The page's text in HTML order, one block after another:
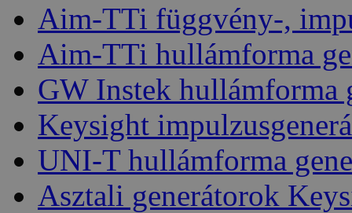
Aim-TTi függvény-,
Aim-TTi hullámforma
GW Instek hullámforma
Keysight
UNI-T hullámforma
Asztali generátorok